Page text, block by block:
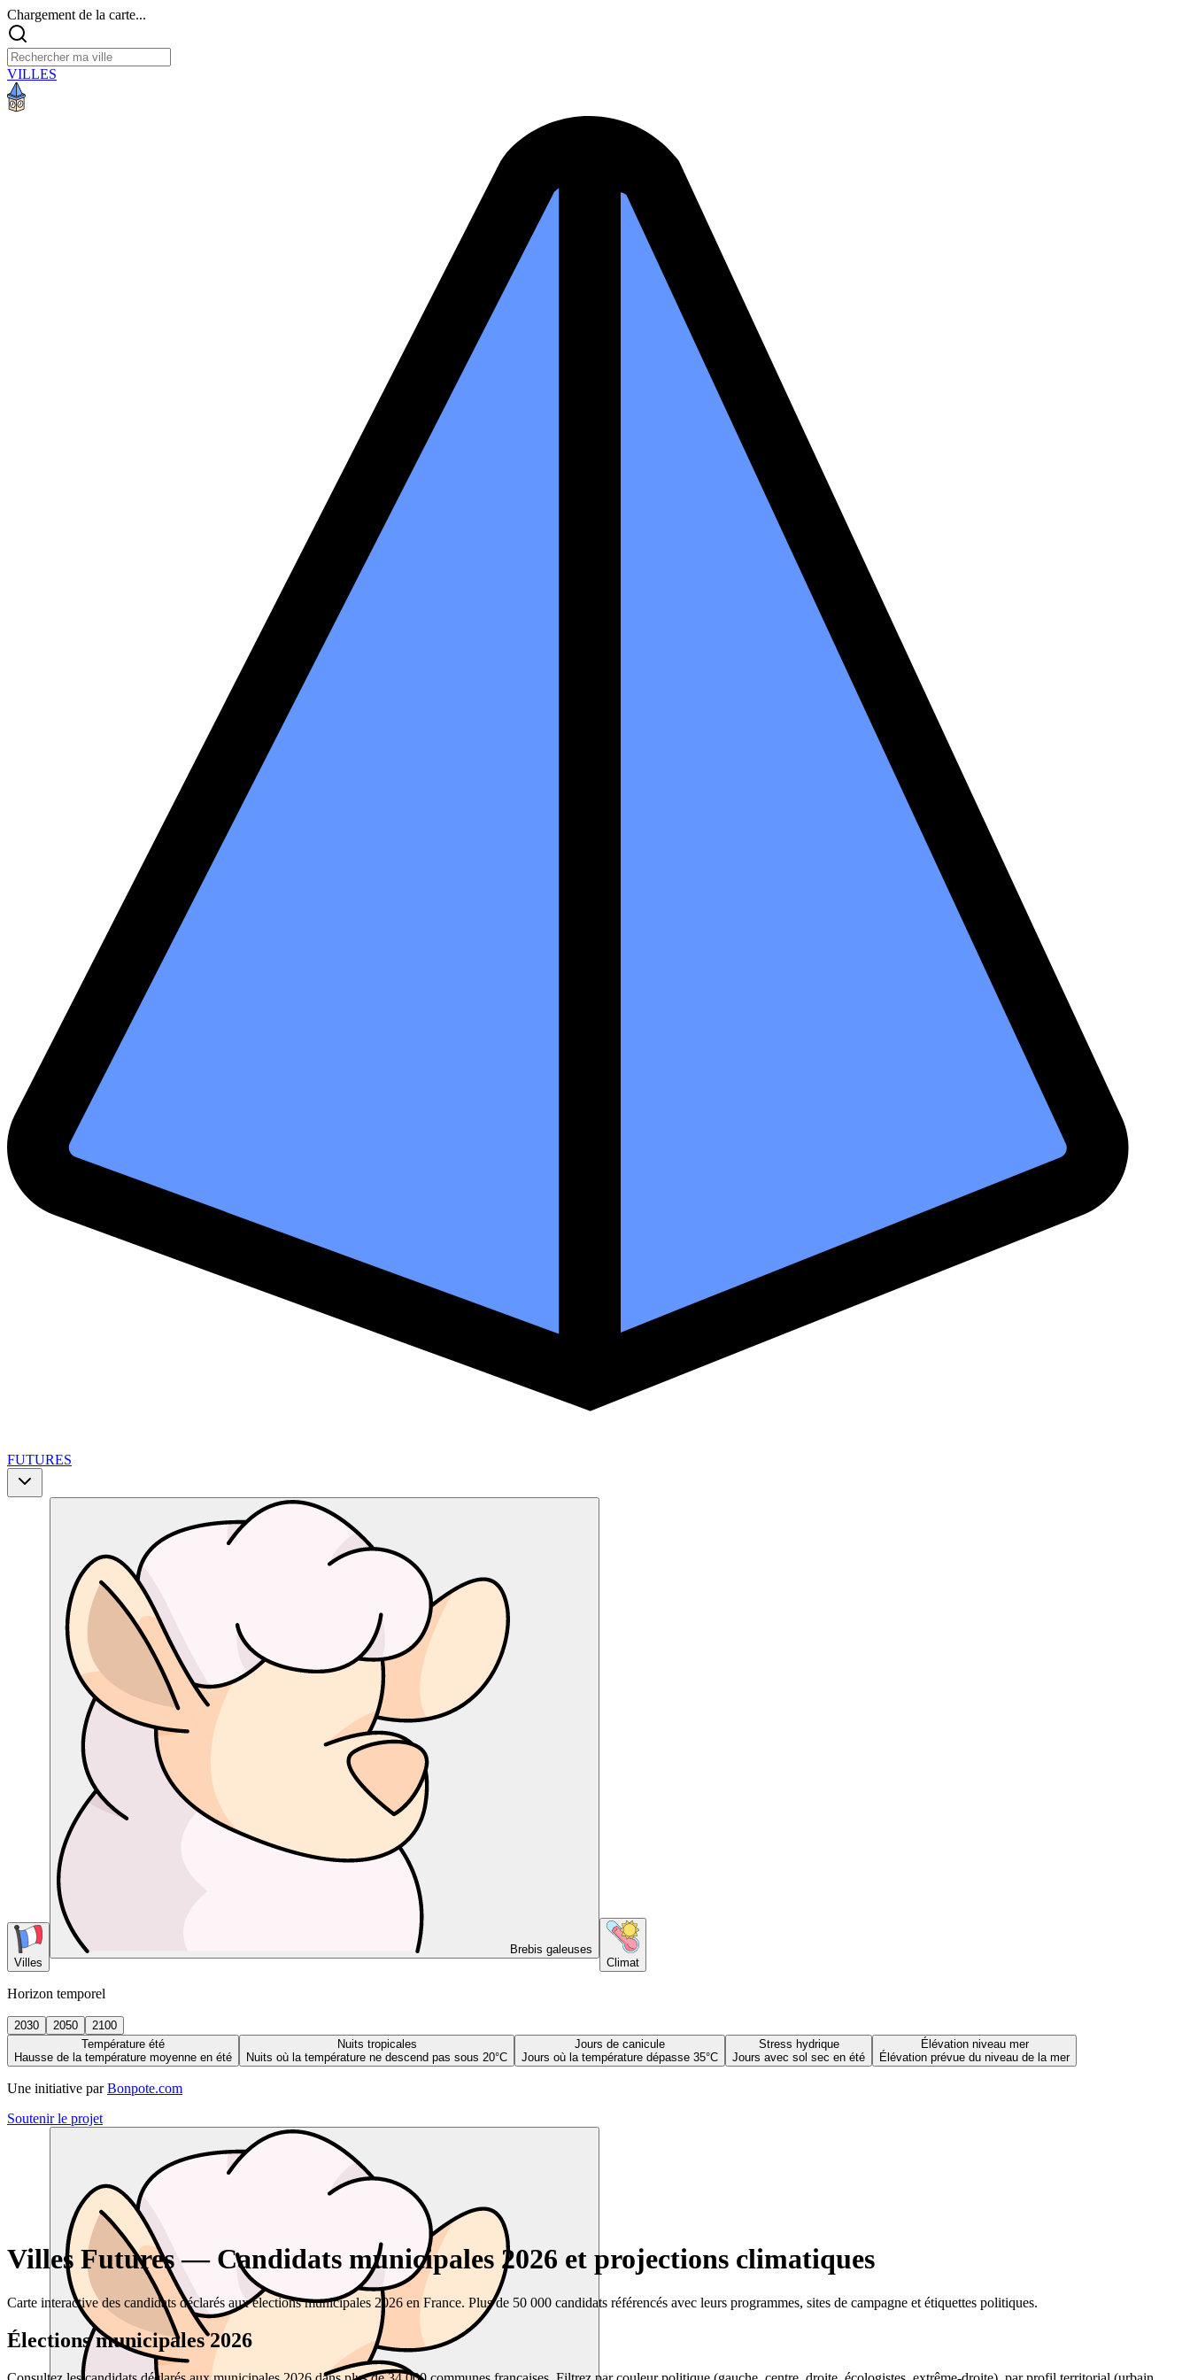
Chargement de la carte...
VILLES
FUTURES
Villes
Brebis galeuses
Climat
Horizon temporel
2030 2050
2100
Température été
Hausse de la température moyenne en été
Nuits tropicales
Nuits où la température ne descend pas sous 20°C
Jours de canicule
Jours où la température dépasse 35°C
Stress hydrique
Jours avec sol sec en été
Élévation niveau mer
Élévation prévue du niveau de la mer
Une initiative par Bonpote.com
Soutenir le projet
Villes Futures — Candidats municipales 2026 et projections climatiques
Carte interactive des candidats déclarés aux élections municipales 2026 en France. Plus de 50 000 candidats référencés avec leurs programmes, sites de campagne et étiquettes politiques.
Élections municipales 2026